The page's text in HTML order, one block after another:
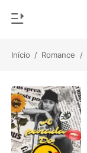
Início / Romance /
Loja
Histórico
Gênero
Moderno
Lobisomem